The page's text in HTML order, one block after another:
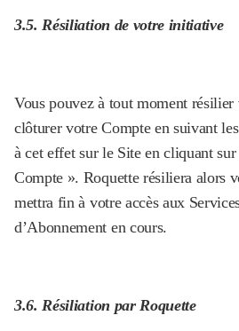
3.5. Résiliation de votre initiative
Vous pouvez à tout moment
clôturer votre Compte en suivant
à cet effet sur le Site en cliquant
Compte ». Roquette résiliera alors
mettra fin à votre accès aux
d’Abonnement en cours.
3.6. Résiliation par Roquette